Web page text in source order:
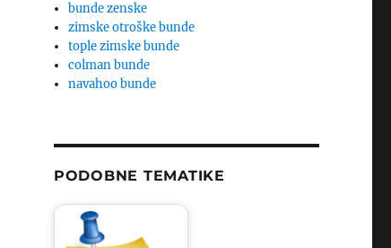
bunde zenske
zimske otroške bunde
tople zimske bunde
colman bunde
navahoo bunde
PODOBNE TEMATIKE